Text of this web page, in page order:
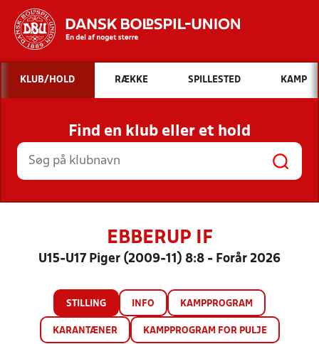
Hvad vil du søge efter?
INDHOLD OG NYHEDER
STILLINGER, RESULTATER, KLUBBER OG
HOLD
KLUB/HOLD RÆKKE SPILLESTED KAMP
Find en klub eller et hold
EBBERUP IF
U15-U17 Piger (2009-11) 8:8 - Forår 2026
STILLING INFO KAMPPROGRAM
KARANTÆNER KAMPPROGRAM FOR PULJE